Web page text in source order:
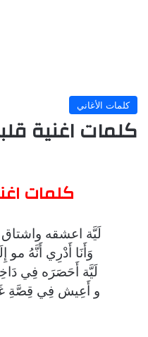
كلمات الأغاني
كلمات اغنية
كلمات
لَيَّة اعشقه
وَأَنَا أَدْرِي أَنَّهُ
لَيَّة أَحَصَرَه فِي
و أَعِيش فِي قِصَّةِ